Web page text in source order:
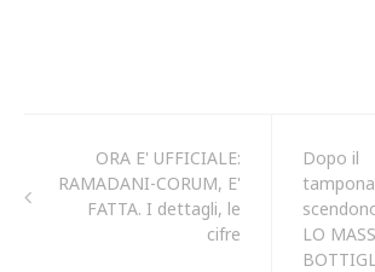
ORA E' UFFICIALE:
RAMADANI-CORUM, E'
FATTA. I dettagli, le
cifre
Dopo il
LO